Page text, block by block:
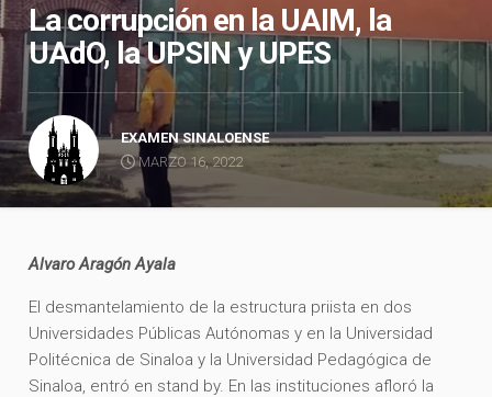
La corrupción en la UAIM, la
UAdO, la UPSIN y UPES
EXAMEN SINALOENSE
MARZO 16, 2022
Alvaro Aragón Ayala
El desmantelamiento de la estructura priista en dos
Universidades Públicas Autónomas y en la Universidad
Politécnica de Sinaloa y la Universidad Pedagógica de
Sinaloa, entró en stand by. En las instituciones afloró la